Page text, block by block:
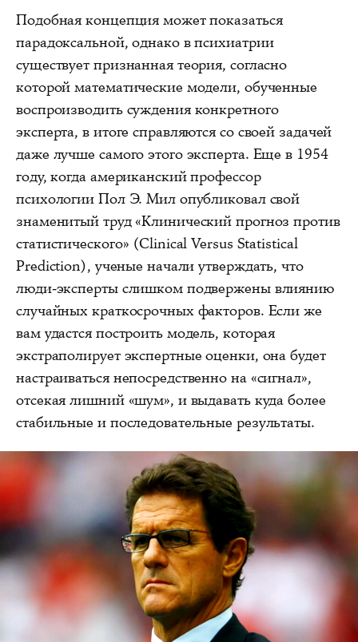
Подобная концепция может показаться
парадоксальной, однако в психиатрии
существует признанная теория, согласно
которой математические модели, обученные
воспроизводить суждения конкретного
эксперта, в итоге справляются со своей задачей
даже лучше самого этого эксперта. Еще в 1954
году, когда американский профессор
психологии Пол Э. Мил опубликовал свой
знаменитый труд «Клинический прогноз против
статистического» (Clinical Versus Statistical
Prediction), ученые начали утверждать, что
люди-эксперты слишком подвержены влиянию
случайных краткосрочных факторов. Если же
вам удастся построить модель, которая
экстраполирует экспертные оценки, она будет
настраиваться непосредственно на «сигнал»,
отсекая лишний «шум», и выдавать куда более
стабильные и последовательные результаты.